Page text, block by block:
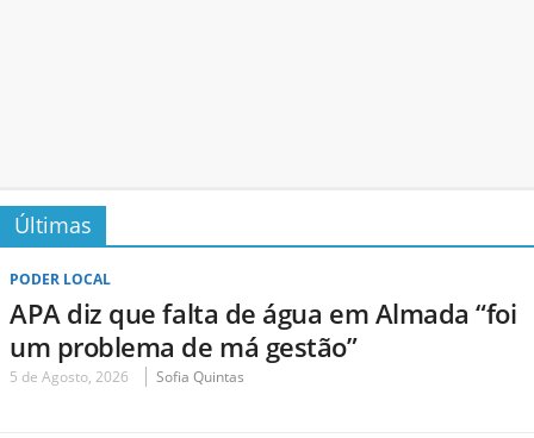
Últimas
PODER LOCAL
APA diz que falta de água em Almada “foi
um problema de má gestão”
5 de Agosto, 2026 Sofia Quintas